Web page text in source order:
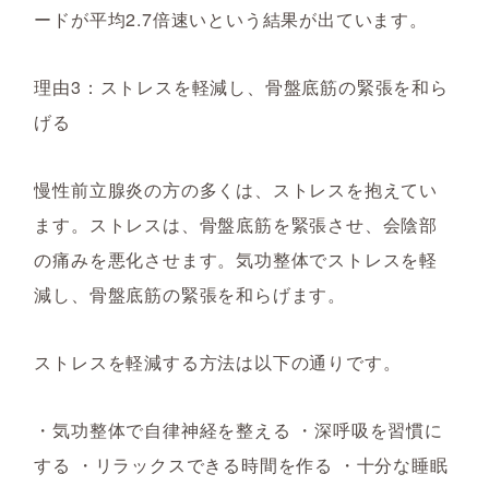
ードが平均2.7倍速いという結果が出ています。
理由3：ストレスを軽減し、骨盤底筋の緊張を和ら
げる
慢性前立腺炎の方の多くは、ストレスを抱えてい
ます。ストレスは、骨盤底筋を緊張させ、会陰部
の痛みを悪化させます。気功整体でストレスを軽
減し、骨盤底筋の緊張を和らげます。
ストレスを軽減する方法は以下の通りです。
・気功整体で自律神経を整える ・深呼吸を習慣に
する ・リラックスできる時間を作る ・十分な睡眠